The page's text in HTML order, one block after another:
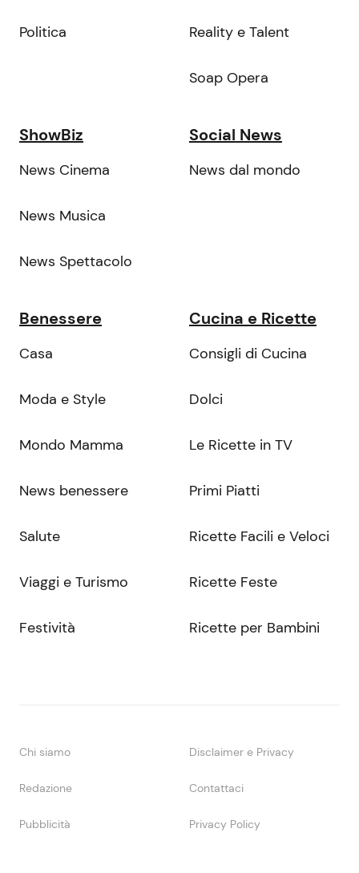
Politica Reality e Talent
Soap Opera
ShowBiz
News Cinema
News Musica
News Spettacolo
Social News
News dal mondo
Benessere
Casa
Moda e Style
Mondo Mamma
News benessere
Salute
Viaggi e Turismo
Festività
Cucina e Ricette
Consigli di Cucina
Dolci
Le Ricette in TV
Primi Piatti
Ricette Facili e Veloci
Ricette Feste
Ricette per Bambini
Chi siamo Disclaimer e Privacy
Redazione Contattaci
Pubblicità Privacy Policy